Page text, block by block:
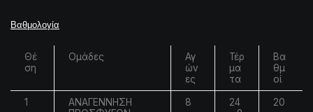
Βαθμολογία
Θέ
ση
Ομάδες
Αγ
ών
ες
Τέρ
μα
τα
Βα
θμ
οί
1
ΑΝΑΓΕΝΝΗΣΗ
8
24
20